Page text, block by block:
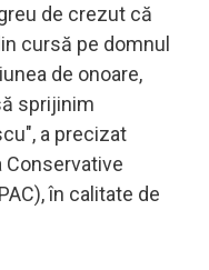
de crezut că
cursă pe domnul
de onoare,
sprijinim
a precizat
Conservative
în calitate de